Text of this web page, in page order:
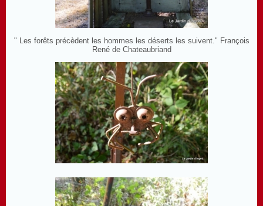
" Les forêts précèdent les hommes les déserts les suivent." François
René de Chateaubriand